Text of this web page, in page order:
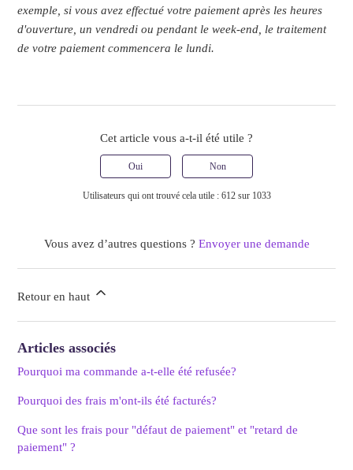
exemple, si vous avez effectué votre paiement après les heures
d'ouverture, un vendredi ou pendant le week-end, le traitement
de votre paiement commencera le lundi.
Cet article vous a-t-il été utile ?
Oui Non
Utilisateurs qui ont trouvé cela utile : 612 sur 1033
Vous avez d’autres questions ? Envoyer une demande
Retour en haut
Articles associés
Pourquoi ma commande a-t-elle été refusée?
Pourquoi des frais m'ont-ils été facturés?
Que sont les frais pour "défaut de paiement" et "retard de
paiement" ?